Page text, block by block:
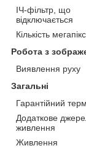
ІЧ-фільтр, що
відключається
Кількість
Робота з
Виявлення руху
Загальні
Гарантійний
Додаткове
живлення
Живлення